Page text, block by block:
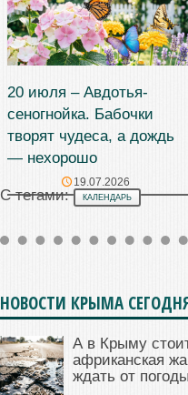
20 июля – Авдотья-
сеногнойка. Бабочки
творят чудеса, а дождь
— нехорошо
19.07.2026
С тегами: КАЛЕНДАРЬ
НОВОСТИ КРЫМА
А в Крыму
африканская
ждать от погоды